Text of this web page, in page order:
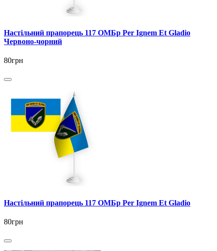
Настільний прапорець 117 ОМБр Per Ignem Et Gladio
Червоно-чорний
80грн
Настільний прапорець 117 ОМБр Per Ignem Et Gladio
80грн